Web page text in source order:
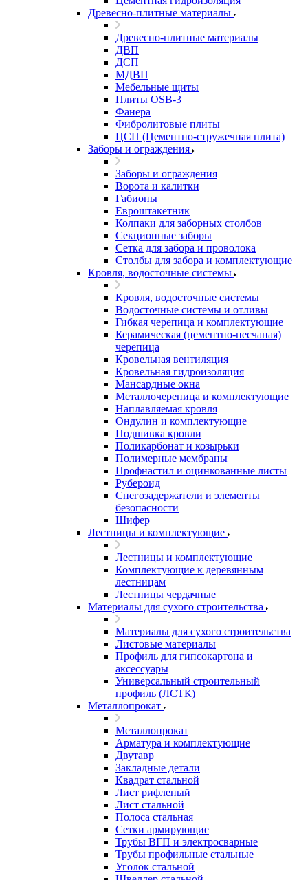
Древесно-плитные материалы
Древесно-плитные материалы
ДВП
ДСП
МДВП
Мебельные щиты
Плиты OSB-3
Фанера
Фибролитовые плиты
ЦСП (Цементно-стружечная плита)
Заборы и ограждения
Заборы и ограждения
Ворота и калитки
Габионы
Евроштакетник
Колпаки для заборных столбов
Секционные заборы
Сетка для забора и проволока
Столбы для забора и комплектующие
Кровля, водосточные системы
Кровля, водосточные системы
Водосточные системы и отливы
Гибкая черепица и комплектующие
Керамическая (цементно-песчаная)
черепица
Кровельная вентиляция
Кровельная гидроизоляция
Мансардные окна
Металлочерепица и комплектующие
Наплавляемая кровля
Ондулин и комплектующие
Подшивка кровли
Поликарбонат и козырьки
Полимерные мембраны
Профнастил и оцинкованные листы
Рубероид
Снегозадержатели и элементы
безопасности
Шифер
Лестницы и комплектующие
Лестницы и комплектующие
Комплектующие к деревянным
лестницам
Лестницы чердачные
Материалы для сухого строительства
Материалы для сухого строительства
Листовые материалы
Профиль для гипсокартона и
аксессуары
Универсальный строительный
профиль (ЛСТК)
Металлопрокат
Металлопрокат
Арматура и комплектующие
Двутавр
Закладные детали
Квадрат стальной
Лист рифленый
Лист стальной
Полоса стальная
Сетки армирующие
Трубы ВГП и электросварные
Трубы профильные стальные
Уголок стальной